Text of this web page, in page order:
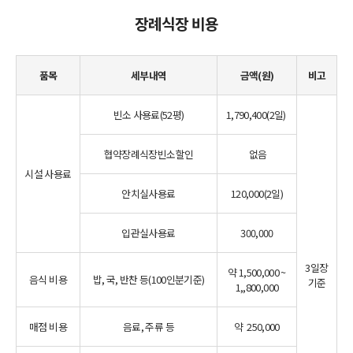
장례식장 비용
품목 세부내역 금액(원) 비고
시설 사용료
빈소 사용료(52평) 1,790,400(2일)
3일장
기준
협약장례식장빈소할인 없음
안치실사용료 120,000(2일)
입관실사용료 300,000
음식 비용 밥, 국, 반찬 등(100인분기준)
약 1,500,000 ~
1,,800,000
매점 비용 음료, 주류 등 약 250,000